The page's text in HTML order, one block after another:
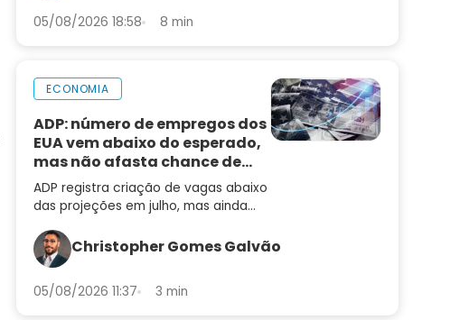
05/08/2026 18:58 8 min
ECONOMIA
ADP: número de empregos dos
EUA vem abaixo do esperado,
mas não afasta chance de
alta de juros
ADP registra criação de vagas abaixo
das projeções em julho, mas ainda
de trabalho aquecido
Christopher Gomes Galvão
05/08/2026 11:37 3 min